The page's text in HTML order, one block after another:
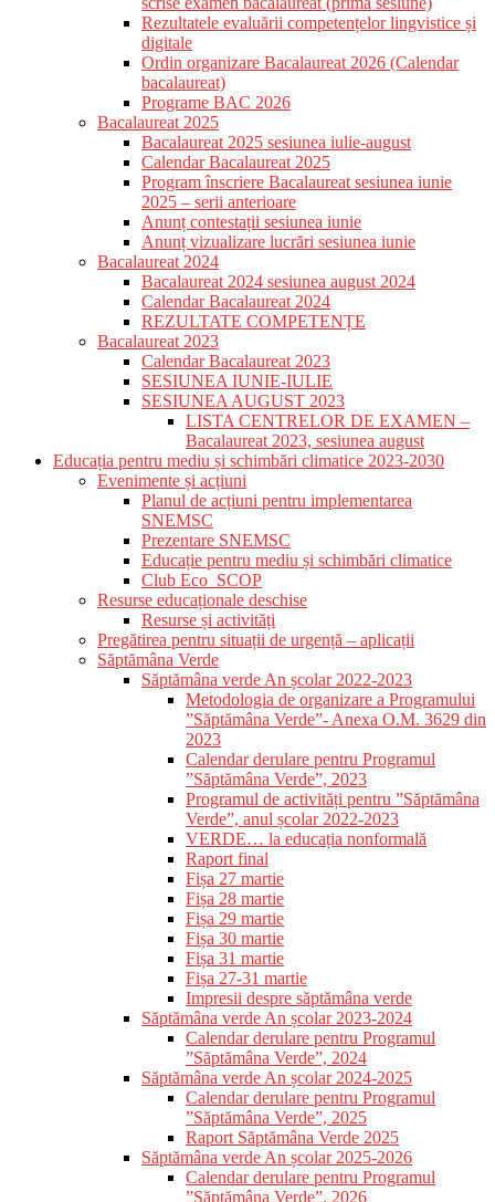
Rezultatele evaluării competențelor lingvistice și
digitale
Ordin organizare Bacalaureat 2026 (Calendar
bacalaureat)
Programe BAC 2026
Bacalaureat 2025
Bacalaureat 2025 sesiunea iulie-august
Calendar Bacalaureat 2025
Program înscriere Bacalaureat sesiunea iunie
2025 – serii anterioare
Anunț contestații sesiunea iunie
Anunț vizualizare lucrări sesiunea iunie
Bacalaureat 2024
Bacalaureat 2024 sesiunea august 2024
Calendar Bacalaureat 2024
REZULTATE COMPETENȚE
Bacalaureat 2023
Calendar Bacalaureat 2023
SESIUNEA IUNIE-IULIE
SESIUNEA AUGUST 2023
LISTA CENTRELOR DE EXAMEN –
Bacalaureat 2023, sesiunea august
Educația pentru mediu și schimbări climatice 2023-2030
Evenimente și acțiuni
Planul de acțiuni pentru implementarea
SNEMSC
Prezentare SNEMSC
Educație pentru mediu și schimbări climatice
Club Eco_SCOP
Resurse educaționale deschise
Resurse și activități
Pregătirea pentru situații de urgență – aplicații
Săptămâna Verde
Săptămâna verde An școlar 2022-2023
Metodologia de organizare a Programului
”Săptămâna Verde”- Anexa O.M. 3629 din
2023
Calendar derulare pentru Programul
”Săptămâna Verde”, 2023
Programul de activități pentru ”Săptămâna
Verde”, anul școlar 2022-2023
VERDE… la educația nonformală
Raport final
Fișa 27 martie
Fișa 28 martie
Fișa 29 martie
Fișa 30 martie
Fișa 31 martie
Fișa 27-31 martie
Impresii despre săptămâna verde
Săptămâna verde An școlar 2023-2024
Calendar derulare pentru Programul
”Săptămâna Verde”, 2024
Săptămâna verde An școlar 2024-2025
Calendar derulare pentru Programul
”Săptămâna Verde”, 2025
Raport Săptămâna Verde 2025
Săptămâna verde An școlar 2025-2026
Calendar derulare pentru Programul
”Săptămâna Verde”, 2026